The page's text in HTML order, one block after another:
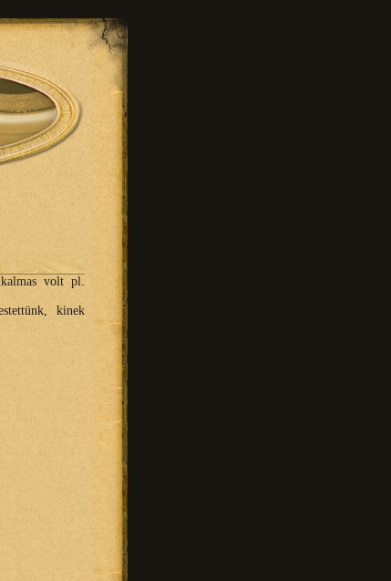
volt pl.
kinek